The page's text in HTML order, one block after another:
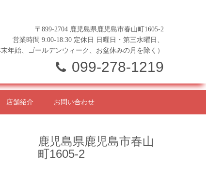
〒899-2704 鹿児島県鹿児島市春山町1605-2
営業時間 9:00-18:30 定休日 日曜日・第三水曜日、
年始、ゴールデンウィーク、お盆休みの月を除く）
099-278-1219
店舗紹介 お問い合わせ
鹿児島県鹿児島市春山
町1605-2